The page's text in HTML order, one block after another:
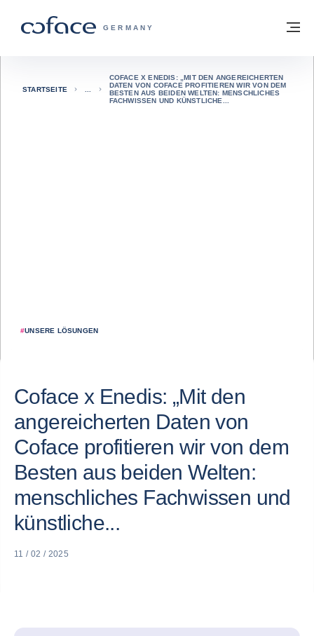
COFACE FOR TRADE - WEBSEITE DER
GERMANY
Zurück zur Startseite
#UNSERE LÖSUNGEN
STARTSEITE
COFACE X ENEDIS: „MIT DEN ANGEREICHERTEN
DATEN VON COFACE PROFITIEREN WIR VON DEM
BESTEN AUS BEIDEN WELTEN: MENSCHLICHES
FACHWISSEN UND KÜNSTLICHE...
Coface x Enedis: „Mit den
angereicherten Daten von
Coface profitieren wir von dem
Besten aus beiden Welten:
menschliches Fachwissen und
künstliche...
11 / 02 / 2025